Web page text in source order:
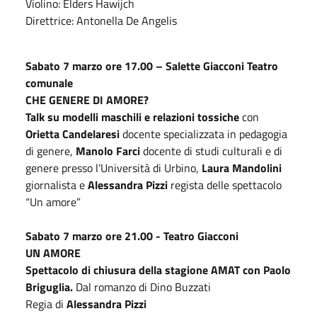
Direttrice: Antonella De Angelis
Sabato 7 marzo ore 17.00 – Salette Giacconi Teatro
comunale
CHE GENERE DI AMORE?
Talk su modelli maschili e relazioni tossichecon
Orietta Candelaresidocente specializzata in pedagogia
di genere, Manolo Farcidocente di studi culturali e di
genere presso l’Università di Urbino, Laura Mandolini
giornalista eAlessandra Pizzi regista delle spettacolo
“Un amore”
Sabato 7 marzo ore 21.00 - Teatro Giacconi
UN AMORE
Spettacolo di chiusura della stagione AMAT con Paolo
Briguglia. Dal romanzo di Dino Buzzati
Regia di Alessandra Pizzi